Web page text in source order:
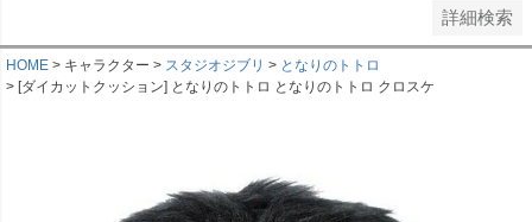
詳細検索
HOME キャラクター スタジオジブリ
となりのトトロ
[ダイカットクッション] となりのトトロ となりのトトロ クロスケ